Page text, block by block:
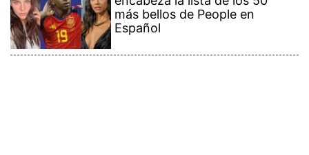
más bellos de People en
Español